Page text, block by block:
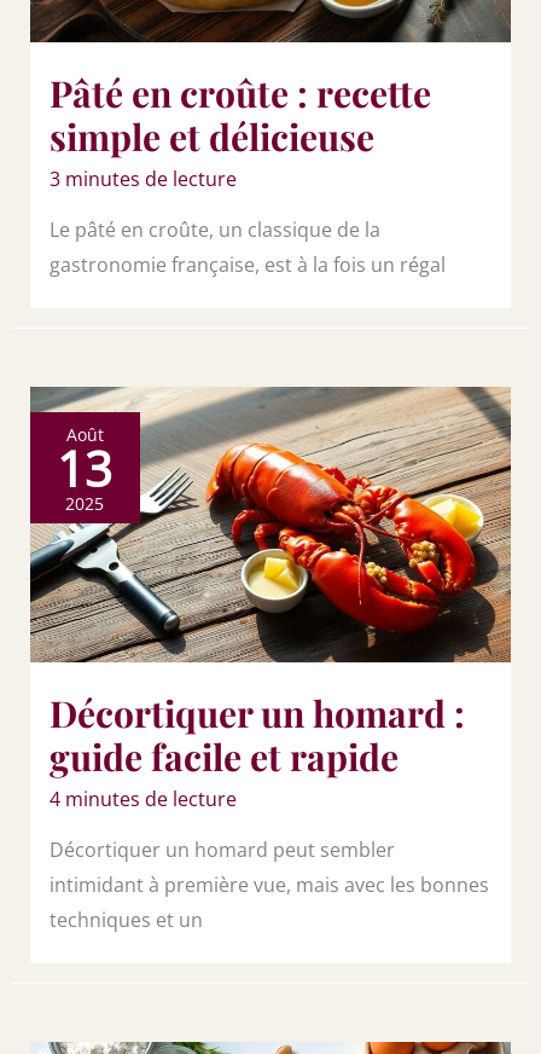
Pâté en croûte : recette
simple et délicieuse
3 minutes de lecture
Le pâté en croûte, un classique de la
gastronomie française, est à la fois un régal
Août
13
2025
Décortiquer un homard :
guide facile et rapide
4 minutes de lecture
Décortiquer un homard peut sembler
intimidant à première vue, mais avec les bonnes
techniques et un